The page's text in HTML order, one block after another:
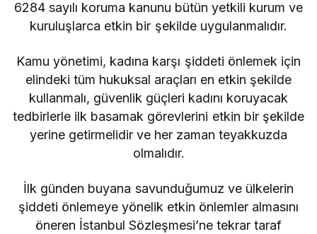
6284 sayılı koruma kanunu bütün yetkili kurum ve
kuruluşlarca etkin bir şekilde uygulanmalıdır.
Kamu yönetimi, kadına karşı şiddeti önlemek için
elindeki tüm hukuksal araçları en etkin şekilde
kullanmalı, güvenlik güçleri kadını koruyacak
tedbirlerle ilk basamak görevlerini etkin bir şekilde
yerine getirmelidir ve her zaman teyakkuzda
olmalıdır.
İlk günden buyana savunduğumuz ve ülkelerin
şiddeti önlemeye yönelik etkin önlemler almasını
öneren İstanbul Sözleşmesi’ne tekrar taraf